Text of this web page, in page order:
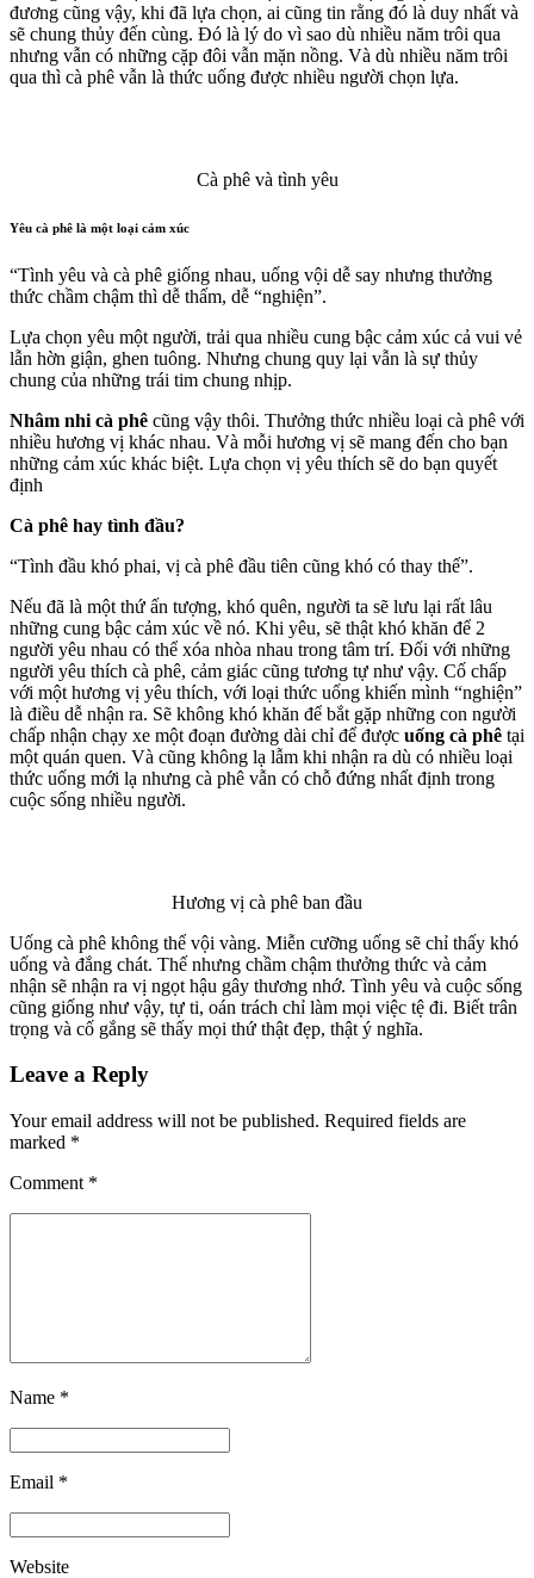
đương cũng vậy, khi đã lựa chọn, ai cũng tin rằng đó là duy nhất và
sẽ chung thủy đến cùng. Đó là lý do vì sao dù nhiều năm trôi qua
nhưng vẫn có những cặp đôi vẫn mặn nồng. Và dù nhiều năm trôi
qua thì cà phê vẫn là thức uống được nhiều người chọn lựa.
Cà phê và tình yêu
Yêu cà phê là một loại cảm xúc
“Tình yêu và cà phê giống nhau, uống vội dễ say nhưng thưởng
thức chầm chậm thì dễ thấm, dễ “nghiện”.
Lựa chọn yêu một người, trải qua nhiều cung bậc cảm xúc cả vui vẻ
lẫn hờn giận, ghen tuông. Nhưng chung quy lại vẫn là sự thủy
chung của những trái tim chung nhịp.
Nhâm nhi cà phê cũng vậy thôi. Thưởng thức nhiều loại cà phê với
nhiều hương vị khác nhau. Và mỗi hương vị sẽ mang đến cho bạn
những cảm xúc khác biệt. Lựa chọn vị yêu thích sẽ do bạn quyết
định
Cà phê hay tình đầu?
“Tình đầu khó phai, vị cà phê đầu tiên cũng khó có thay thế”.
Nếu đã là một thứ ấn tượng, khó quên, người ta sẽ lưu lại rất lâu
những cung bậc cảm xúc về nó. Khi yêu, sẽ thật khó khăn để 2
người yêu nhau có thể xóa nhòa nhau trong tâm trí. Đối với những
người yêu thích cà phê, cảm giác cũng tương tự như vậy. Cố chấp
với một hương vị yêu thích, với loại thức uống khiến mình “nghiện”
là điều dễ nhận ra. Sẽ không khó khăn để bắt gặp những con người
chấp nhận chạy xe một đoạn đường dài chỉ để được uống cà phê tại
một quán quen. Và cũng không lạ lẫm khi nhận ra dù có nhiều loại
thức uống mới lạ nhưng cà phê vẫn có chỗ đứng nhất định trong
cuộc sống nhiều người.
Hương vị cà phê ban đầu
Uống cà phê không thể vội vàng. Miễn cưỡng uống sẽ chỉ thấy khó
uống và đắng chát. Thế nhưng chầm chậm thưởng thức và cảm
nhận sẽ nhận ra vị ngọt hậu gây thương nhớ. Tình yêu và cuộc sống
cũng giống như vậy, tự ti, oán trách chỉ làm mọi việc tệ đi. Biết trân
trọng và cố gắng sẽ thấy mọi thứ thật đẹp, thật ý nghĩa.
Leave a Reply
Your email address will not be published. Required fields are
marked *
Comment *
Name *
Email *
Website